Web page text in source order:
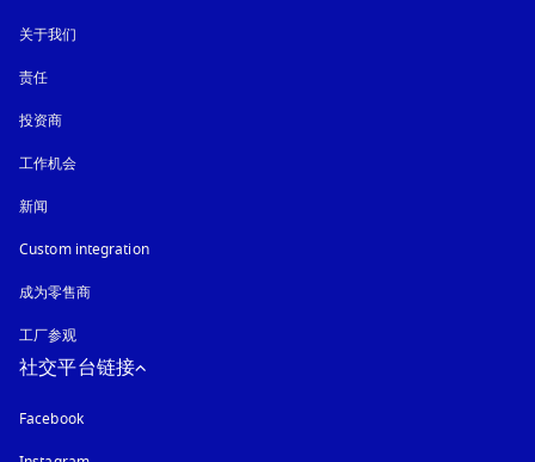
关于我们
责任
投资商
工作机会
新闻
Custom integration
成为零售商
工厂参观
社交平台链接
Facebook